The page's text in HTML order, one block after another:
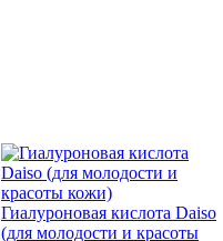
Гиалуроновая кислота Daiso
(для молодости и красоты